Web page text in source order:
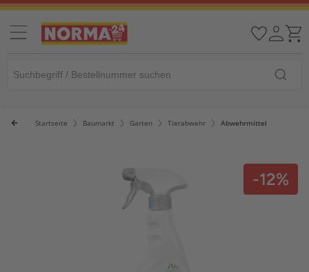
Startseite Baumarkt Garten Tierabwehr Abwehrmittel
-12%